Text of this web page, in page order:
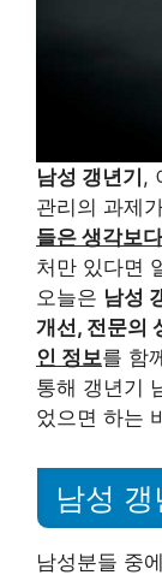
남성 갱년기,
관리의 과제
들은 생각보
처만 있다면
오늘은 남성
개선, 전문의
인 정보를 함
통해 갱년기
었으면 하는
남성
남성분들 중